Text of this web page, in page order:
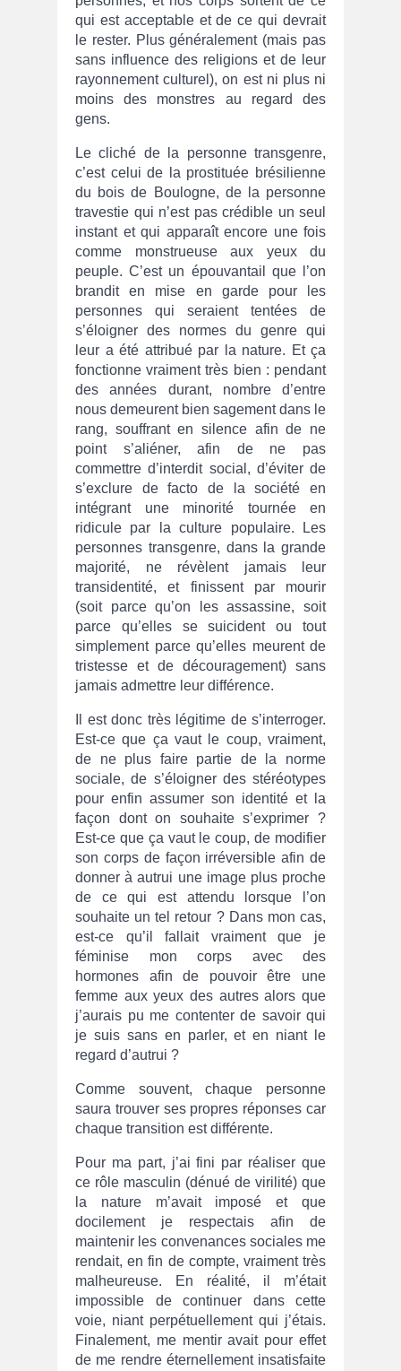
qui est acceptable et de ce qui devrait
le rester. Plus généralement (mais pas
sans influence des religions et de leur
rayonnement culturel), on est ni plus ni
moins des monstres au regard des
gens.
Le cliché de la personne transgenre,
c’est celui de la prostituée brésilienne
du bois de Boulogne, de la personne
travestie qui n’est pas crédible un seul
instant et qui apparaît encore une fois
comme monstrueuse aux yeux du
peuple. C’est un épouvantail que l’on
brandit en mise en garde pour les
personnes qui seraient tentées de
s’éloigner des normes du genre qui
leur a été attribué par la nature. Et ça
fonctionne vraiment très bien : pendant
des années durant, nombre d’entre
nous demeurent bien sagement dans le
rang, souffrant en silence afin de ne
point s’aliéner, afin de ne pas
commettre d’interdit social, d’éviter de
s’exclure de facto de la société en
intégrant une minorité tournée en
ridicule par la culture populaire. Les
personnes transgenre, dans la grande
majorité, ne révèlent jamais leur
transidentité, et finissent par mourir
(soit parce qu’on les assassine, soit
parce qu’elles se suicident ou tout
simplement parce qu’elles meurent de
tristesse et de découragement) sans
jamais admettre leur différence.
Il est donc très légitime de s’interroger.
Est-ce que ça vaut le coup, vraiment,
de ne plus faire partie de la norme
sociale, de s’éloigner des stéréotypes
pour enfin assumer son identité et la
façon dont on souhaite s’exprimer ?
Est-ce que ça vaut le coup, de modifier
son corps de façon irréversible afin de
donner à autrui une image plus proche
de ce qui est attendu lorsque l’on
souhaite un tel retour ? Dans mon cas,
est-ce qu’il fallait vraiment que je
féminise mon corps avec des
hormones afin de pouvoir être une
femme aux yeux des autres alors que
j’aurais pu me contenter de savoir qui
je suis sans en parler, et en niant le
regard d’autrui ?
Comme souvent, chaque personne
saura trouver ses propres réponses car
chaque transition est différente.
Pour ma part, j’ai fini par réaliser que
ce rôle masculin (dénué de virilité) que
la nature m’avait imposé et que
docilement je respectais afin de
maintenir les convenances sociales me
rendait, en fin de compte, vraiment très
malheureuse. En réalité, il m’était
impossible de continuer dans cette
voie, niant perpétuellement qui j’étais.
Finalement, me mentir avait pour effet
de me rendre éternellement insatisfaite